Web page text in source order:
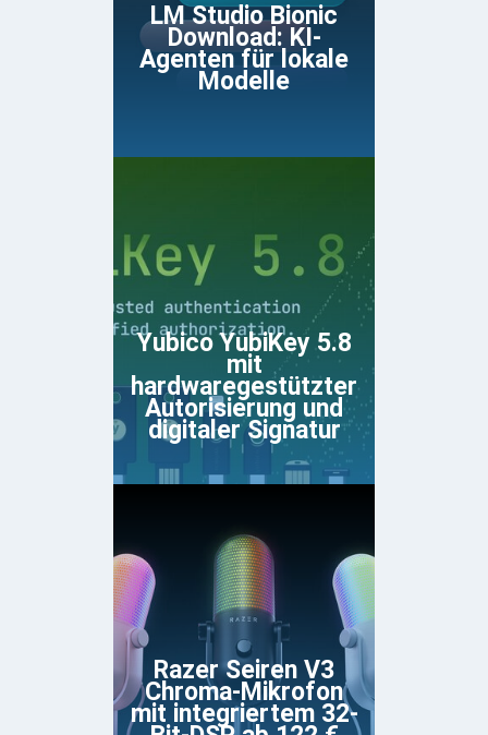
LM Studio Bionic
Download: KI-
Agenten für lokale
Modelle
Yubico YubiKey 5.8
mit
hardwaregestützter
Autorisierung und
digitaler Signatur
Razer Seiren V3
Chroma-Mikrofon
mit integriertem 32-